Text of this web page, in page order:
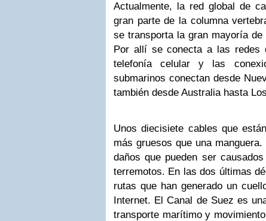
Actualmente, la red global de
gran parte de la columna
se transporta la gran mayoría
Por allí se conecta a las redes
telefonía celular y las
submarinos conectan desde
también desde Australia hasta
Unos diecisiete cables que
más gruesos que una
daños que pueden ser
terremotos. En las dos últimas
rutas que han generado un
Internet. El Canal de Suez es
transporte marítimo y